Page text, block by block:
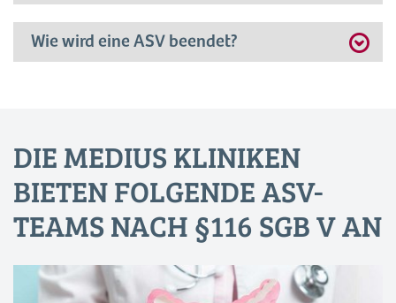
Wie wird eine ASV beendet?
DIE MEDIUS KLINIKEN
BIETEN FOLGENDE ASV-
TEAMS NACH §116 SGB V AN